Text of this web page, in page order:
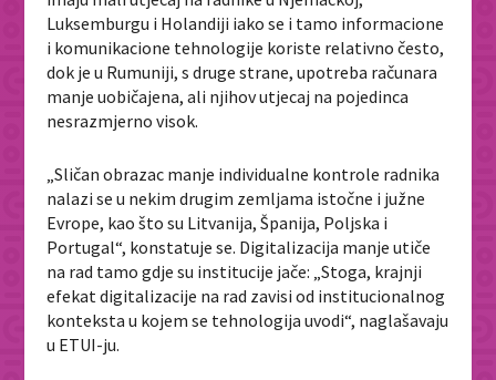
Luksemburgu i Holandiji iako se i tamo informacione
i komunikacione tehnologije koriste relativno često,
dok je u Rumuniji, s druge strane, upotreba računara
manje uobičajena, ali njihov utjecaj na pojedinca
nesrazmjerno visok.
„Sličan obrazac manje individualne kontrole radnika
nalazi se u nekim drugim zemljama istočne i južne
Evrope, kao što su Litvanija, Španija, Poljska i
Portugal“, konstatuje se. Digitalizacija manje utiče
na rad tamo gdje su institucije jače: „Stoga, krajnji
efekat digitalizacije na rad zavisi od institucionalnog
konteksta u kojem se tehnologija uvodi“, naglašavaju
u ETUI-ju.